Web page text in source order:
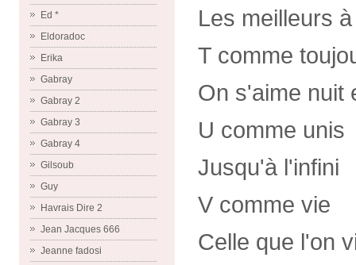
Ed *
Eldoradoc
Erika
Gabray
Gabray 2
Gabray 3
Gabray 4
Gilsoub
Guy
Havrais Dire 2
Jean Jacques 666
Jeanne fadosi
Les meilleurs
T comme
On s'aime nuit
U comme unis
Jusqu'à l'infini
V comme vie
Celle que l'on